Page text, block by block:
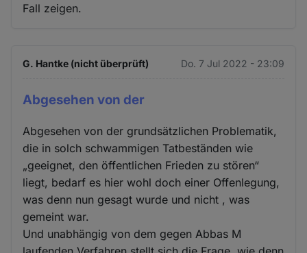
Fall zeigen.
G. Hantke (nicht überprüft) Do. 7 Jul 2022 - 23:09
Abgesehen von der
Abgesehen von der grundsätzlichen Problematik,
die in solch schwammigen Tatbeständen wie
„geeignet, den öffentlichen Frieden zu stören“
liegt, bedarf es hier wohl doch einer Offenlegung,
was denn nun gesagt wurde und nicht , was
gemeint war.
Und unabhängig von dem gegen Abbas M